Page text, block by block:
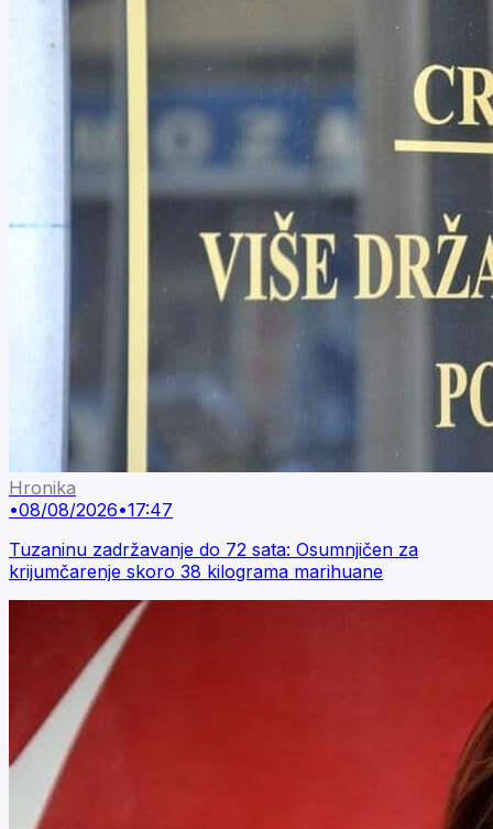
Hronika
•08/08/2026•17:47
Tuzaninu zadržavanje do 72 sata: Osumnjičen za
krijumčarenje skoro 38 kilograma marihuane